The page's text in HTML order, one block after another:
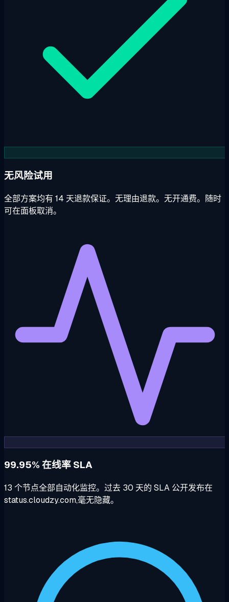
无风险试用
全部方案均有 14 天退款保证。无理由退款。无开通费。随时
可在面板取消。
99.95% 在线率 SLA
13 个节点全部自动化监控。过去 30 天的 SLA 公开发布在
status.cloudzy.com,毫无隐藏。